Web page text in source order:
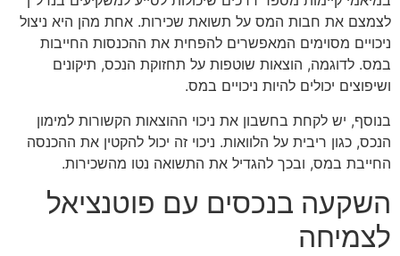
לצמצם את חבות המס על תשואת שכירות. אחת מהן היא ניצול
ניכויים מסוימים המאפשרים להפחית את ההכנסות החייבות
במס. לדוגמה, הוצאות שוטפות על תחזוקת הנכס, תיקונים
ושיפוצים יכולים להיות ניכויים במס.
בנוסף, יש לקחת בחשבון את ניכוי ההוצאות הקשורות למימון
הנכס, כגון ריבית על הלוואות. ניכוי זה יכול להקטין את ההכנסה
החייבת במס, ובכך להגדיל את התשואה נטו מהשכירות.
השקעה בנכסים עם פוטנציאל
לצמיחה